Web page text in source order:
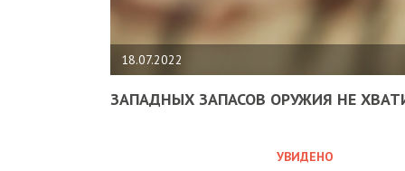
18.07.2022
ЗАПАДНЫХ ЗАПАСОВ ОРУЖИЯ НЕ
УВИДЕНО